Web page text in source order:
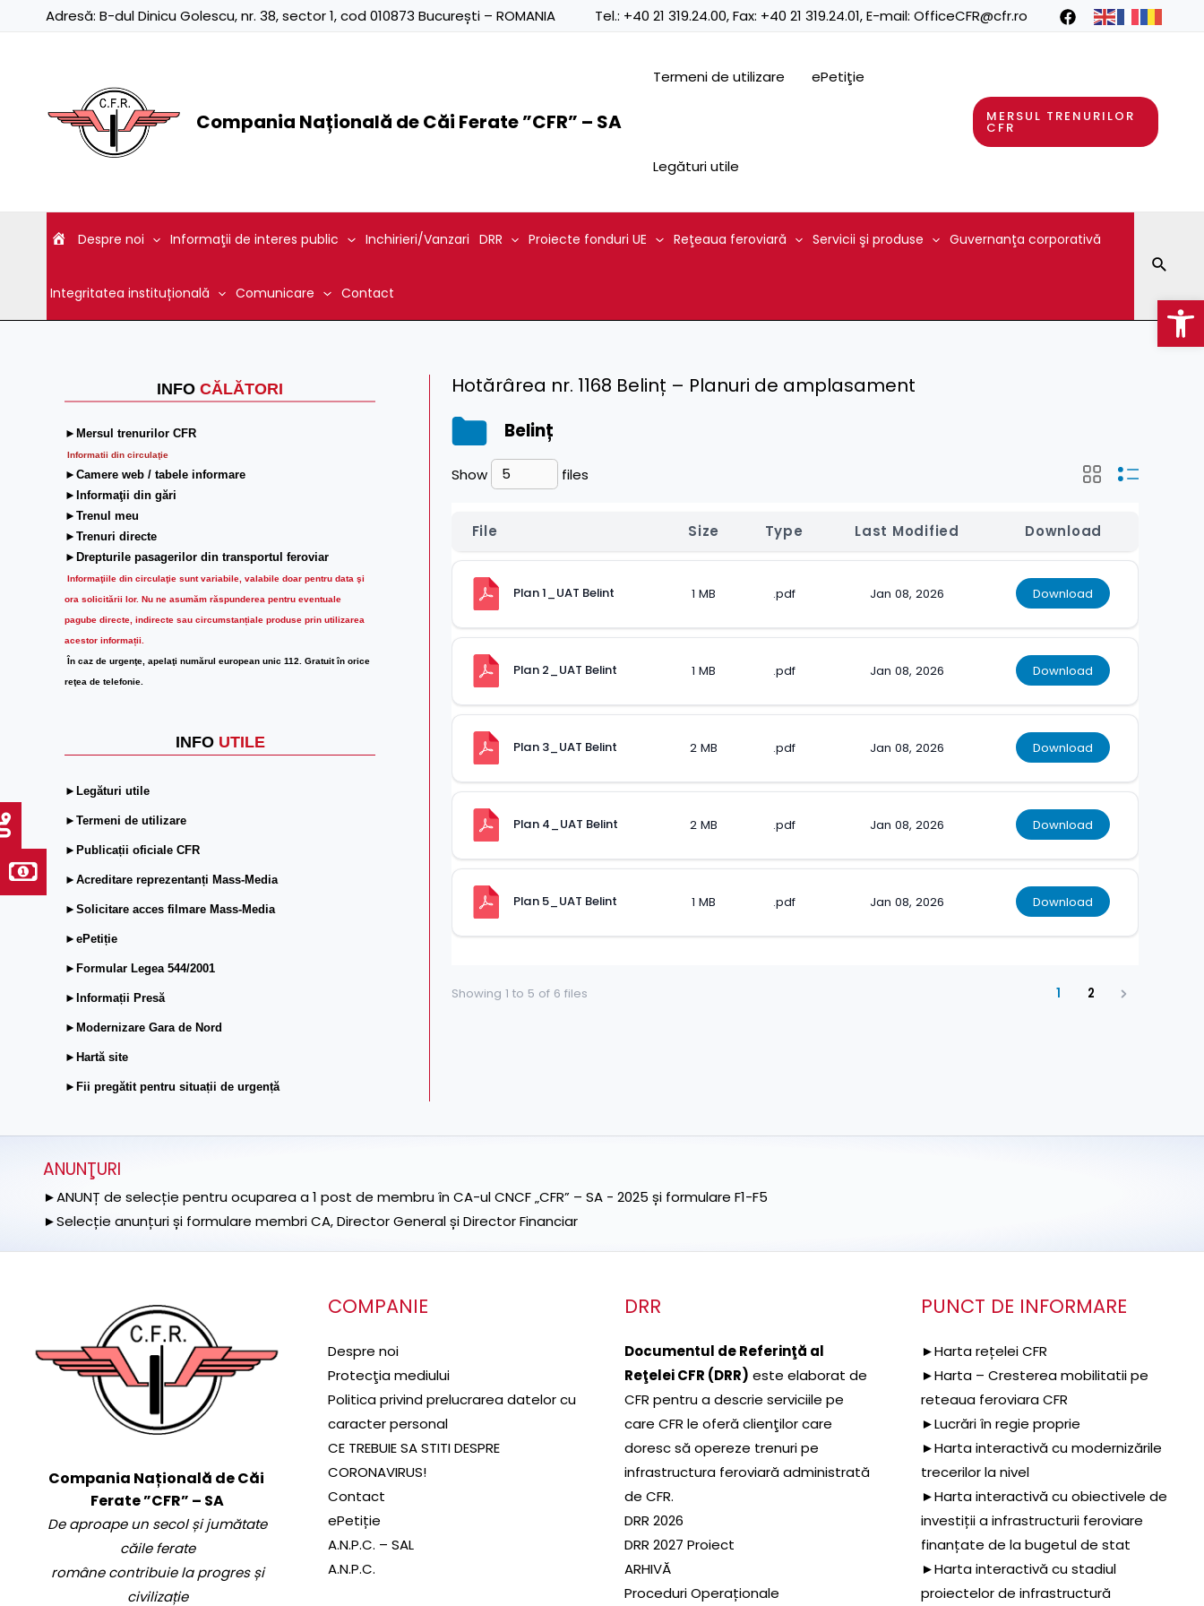
Adresă: B-dul Dinicu Golescu, nr. 38, sector 1, cod 010873 București – ROMANIA Tel.: +40 21 319.24.00, Fax: +40 21 319.24.01, E-mail: OfficeCFR@cfr.ro
Compania Națională de Căi Ferate ”CFR” – SA
Termeni de utilizare ePetiţie
Legături utile
MERSUL TRENURILOR
CFR
Despre noi Informaţii de interes public Inchirieri/Vanzari DRR Proiecte fonduri UE Reţeaua feroviară Servicii şi produse Guvernanţa corporativă
Integritatea instituțională Comunicare Contact
INFO CĂLĂTORI
►Mersul trenurilor CFR
Informatii din circulaţie
►Camere web / tabele informare
►Informaţii din gări
►Trenul meu
►Trenuri directe
►Drepturile pasagerilor din transportul feroviar
Informaţiile din circulaţie sunt variabile, valabile doar pentru data şi
ora solicitării lor. Nu ne asumăm răspunderea pentru eventuale
pagube directe, indirecte sau circumstanțiale produse prin utilizarea
acestor informații.
În caz de urgenţe, apelaţi numărul european unic 112. Gratuit în orice
reţea de telefonie.
INFO UTILE
►Legături utile
►Termeni de utilizare
►Publicații oficiale CFR
►Acreditare reprezentanți Mass-Media
►Solicitare acces filmare Mass-Media
►ePetiție
►Formular Legea 544/2001
►Informații Presă
►Modernizare Gara de Nord
►Hartă site
►Fii pregătit pentru situații de urgență
Hotărârea nr. 1168 Belinț – Planuri de amplasament
Belinț
Show files
File Size Type Last Modified Download
Plan 1_UAT Belint 1 MB .pdf Jan 08, 2026 Download
Plan 2_UAT Belint 1 MB .pdf Jan 08, 2026 Download
Plan 3_UAT Belint 2 MB .pdf Jan 08, 2026 Download
Plan 4_UAT Belint 2 MB .pdf Jan 08, 2026 Download
Plan 5_UAT Belint 1 MB .pdf Jan 08, 2026 Download
Showing 1 to 5 of 6 files 1 2
Next
ANUNŢURI
►ANUNȚ de selecție pentru ocuparea a 1 post de membru în CA-ul CNCF „CFR” – SA - 2025 și formulare F1-F5
►Selecție anunțuri și formulare membri CA, Director General și Director Financiar
Compania Națională de Căi
Ferate ”CFR” – SA
De aproape un secol și jumătate
căile ferate
române contribuie la progres și
civilizație
COMPANIE
Despre noi
Protecţia mediului
Politica privind prelucrarea datelor cu
caracter personal
CE TREBUIE SA STITI DESPRE
CORONAVIRUS!
Contact
ePetiție
A.N.P.C. – SAL
A.N.P.C.
DRR
Documentul de Referinţă al
Reţelei CFR (DRR) este elaborat de
CFR pentru a descrie serviciile pe
care CFR le oferă clienţilor care
doresc să opereze trenuri pe
infrastructura feroviară administrată
de CFR.
DRR 2026
DRR 2027 Proiect
ARHIVĂ
Proceduri Operaționale
PUNCT DE INFORMARE
►Harta rețelei CFR
►Harta – Cresterea mobilitatii pe
reteaua feroviara CFR
►Lucrări în regie proprie
►Harta interactivă cu modernizările
trecerilor la nivel
►Harta interactivă cu obiectivele de
investiții a infrastructurii feroviare
finanțate de la bugetul de stat
►Harta interactivă cu stadiul
proiectelor de infrastructură